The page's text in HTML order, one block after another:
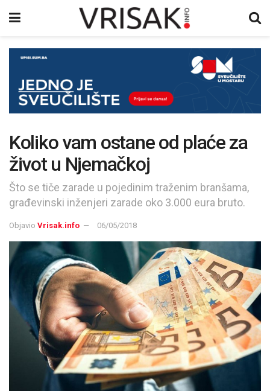
Koliko vam ostane od plaće za
život u Njemačkoj
Što se tiče zarade u pojedinim traženim branšama,
građevinski inženjeri zarade oko 3.000 eura bruto.
Objavio Vrisak.info 06/05/2018